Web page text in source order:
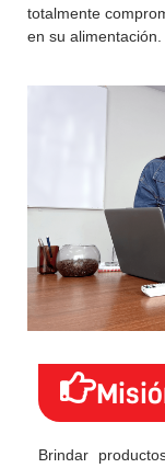
totalmente
en su alimentación.
Brindar